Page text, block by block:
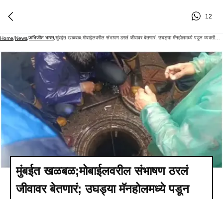
12
Home/News/अभिजीत भारत/ मुंबईत खळबळ;मोबाईलवरील संभाषण ठरलं जीवावर बेतणारं; उघड्या मॅनहोलमध्ये पडून व्यक्तीचा मृत्यू
मुंबईत खळबळ;मोबाईलवरील संभाषण ठरलं
जीवावर बेतणारं; उघड्या मॅनहोलमध्ये पडून